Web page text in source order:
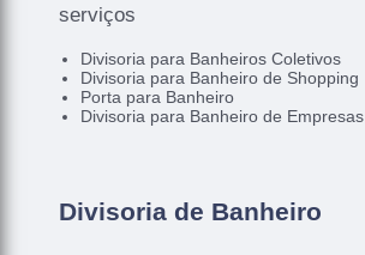
serviços
Divisoria para Banheiros Coletivos
Divisoria para Banheiro de Shopping
Porta para Banheiro
Divisoria para Banheiro de Empresas
Divisoria de Banheiro